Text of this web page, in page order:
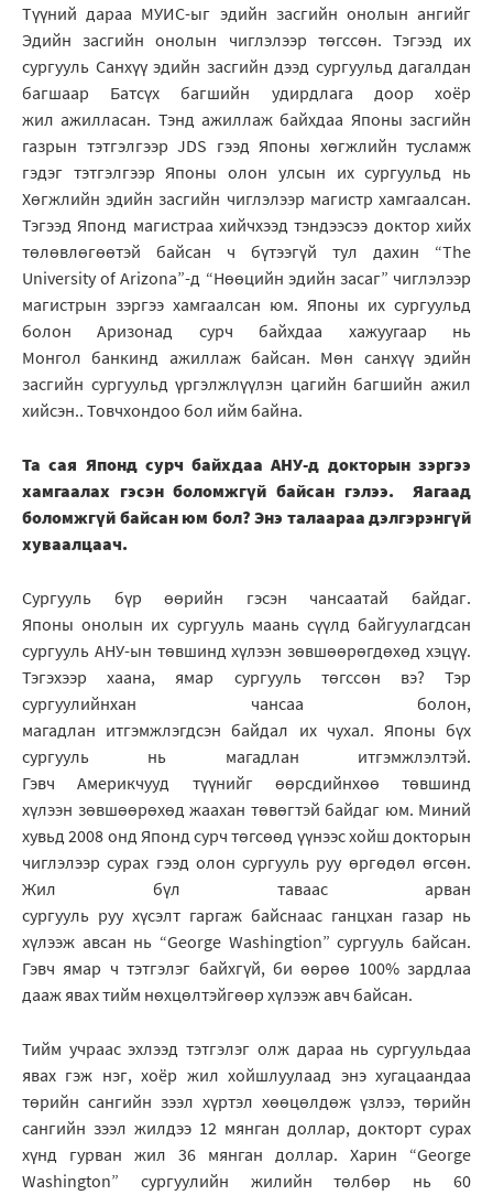
Түүний дараа МУИС-ыг эдийн засгийн онолын ангийг
Эдийн засгийн онолын чиглэлээр төгссөн. Тэгээд их
сургууль Санхүү эдийн засгийн дээд сургуульд дагалдан
багшаар Батсүх багшийн удирдлага доор хоёр
жил ажилласан. Тэнд ажиллаж байхдаа Японы засгийн
газрын тэтгэлгээр JDS гээд Японы хөгжлийн тусламж
гэдэг тэтгэлгээр Японы олон улсын их сургуульд нь
Хөгжлийн эдийн засгийн чиглэлээр магистр хамгаалсан.
Тэгээд Японд магистраа хийчхээд тэндээсээ доктор хийх
төлөвлөгөөтэй байсан ч бүтээгүй тул дахин “The
University of Arizona”-д “Нөөцийн эдийн засаг” чиглэлээр
магистрын зэргээ хамгаалсан юм. Японы их сургуульд
болон Аризонад сурч байхдаа хажуугаар нь
Монгол банкинд ажиллаж байсан. Мөн санхүү эдийн
засгийн сургуульд үргэлжлүүлэн цагийн багшийн ажил
хийсэн.. Товчхондоо бол ийм байна.
Та сая Японд сурч байхдаа АНУ-д докторын зэргээ
хамгаалах гэсэн боломжгүй байсан гэлээ. Яагаад
боломжгүй байсан юм бол? Энэ талаараа дэлгэрэнгүй
хуваалцаач.
Сургууль бүр өөрийн гэсэн чансаатай байдаг.
Японы онолын их сургууль маань сүүлд байгуулагдсан
сургууль АНУ-ын төвшинд хүлээн зөвшөөрөгдөхөд хэцүү.
Тэгэхээр хаана, ямар сургууль төгссөн вэ? Тэр
сургуулийнхан чансаа болон,
магадлан итгэмжлэгдсэн байдал их чухал. Японы бүх
сургууль нь магадлан итгэмжлэлтэй.
Гэвч Америкчууд түүнийг өөрсдийнхөө төвшинд
хүлээн зөвшөөрөхөд жаахан төвөгтэй байдаг юм. Миний
хувьд 2008 онд Японд сурч төгсөөд үүнээс хойш докторын
чиглэлээр сурах гээд олон сургууль руу өргөдөл өгсөн.
Жил бүл таваас арван
сургууль руу хүсэлт гаргаж байснаас ганцхан газар нь
хүлээж авсан нь “George Washingtion” сургууль байсан.
Гэвч ямар ч тэтгэлэг байхгүй, би өөрөө 100% зардлаа
дааж явах тийм нөхцөлтэйгөөр хүлээж авч байсан.
Тийм учраас эхлээд тэтгэлэг олж дараа нь сургуульдаа
явах гэж нэг, хоёр жил хойшлуулаад энэ хугацаандаа
төрийн сангийн зээл хүртэл хөөцөлдөж үзлээ, төрийн
сангийн зээл жилдээ 12 мянган доллар, докторт сурах
хүнд гурван жил 36 мянган доллар. Харин “George
Washington” сургуулийн жилийн төлбөр нь 60